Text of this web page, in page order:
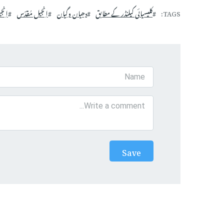
TAGS کلیسیائی کیلنڈر کے مطابق دھیان وگیان اِنجیل مُقدّس